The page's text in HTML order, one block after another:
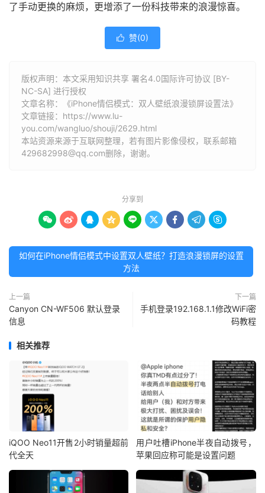
了手动更换的麻烦，更增添了一份科技带来的浪漫惊喜。
 赞(0)
版权声明：本文采用知识共享 署名4.0国际许可协议 [BY-
NC-SA] 进行授权
文章名称：《iPhone情侣模式：双人壁纸浪漫锁屏设置法》
文章链接： https://www.lu-
you.com/wangluo/shouji/2629.html
本站资源来源于互联网整理，若有图片影像侵权，联系邮箱
429682998@qq.com删除，谢谢。
分享到
        
如何在iPhone情侣模式中设置双人壁纸？打造浪漫锁屏的设置
方法
上一篇
Canyon CN-WF506 默认登录
信息
下一篇
手机登录192.168.1.1修改WiFi密
码教程
相关推荐
iQOO Neo11开售2小时销量超前
代全天
用户吐槽iPhone半夜自动拨号，
苹果回应称可能是设置问题